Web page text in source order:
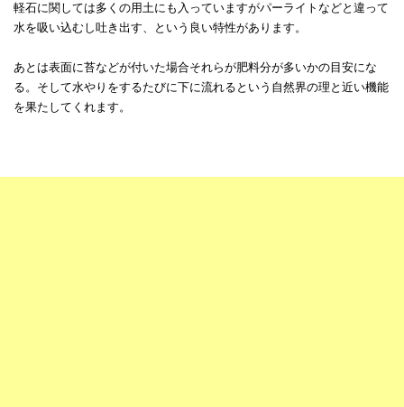
軽石に関しては多くの用土にも入っていますがパーライトなどと違って
水を吸い込むし吐き出す、という良い特性があります。
あとは表面に苔などが付いた場合それらが肥料分が多いかの目安にな
る。そして水やりをするたびに下に流れるという自然界の理と近い機能
を果たしてくれます。